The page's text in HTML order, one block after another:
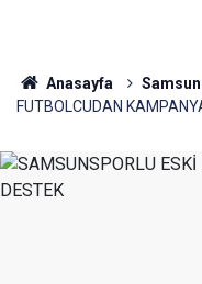
Anasayfa
FUTBOLCUDAN